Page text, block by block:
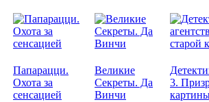
Папарацци.
Охота за
сенсацией
Великие
Секреты. Да
Винчи
3.